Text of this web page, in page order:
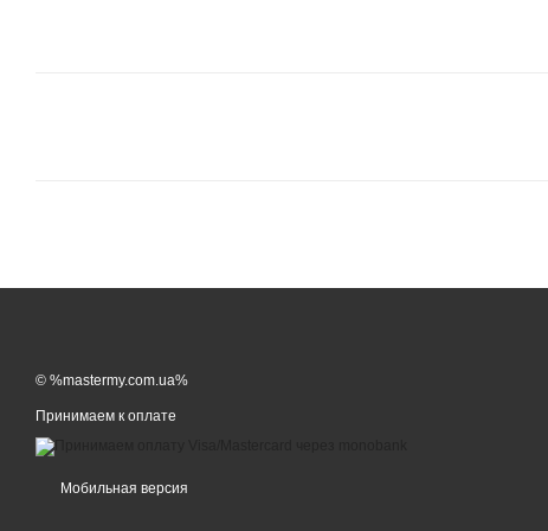
© %mastermy.com.ua%
Принимаем к оплате
Мобильная версия